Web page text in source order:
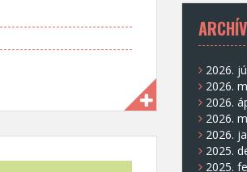
2026.
2026.
2026.
2026.
2026.
2025.
2025.